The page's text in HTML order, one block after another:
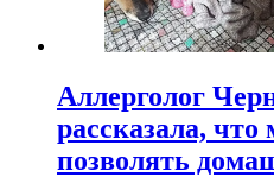
Аллерголог
рассказала,
позволять